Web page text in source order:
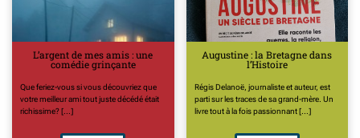
L’argent de mes amis : une
comédie grinçante
Que feriez-vous si vous découvriez que
votre meilleur ami tout juste décédé était
richissime? [...]
Augustine : la Bretagne dans
l’Histoire
Régis Delanoë, journaliste et auteur, est
parti sur les traces de sa grand-mère. Un
livre tout à la fois passionnant [...]